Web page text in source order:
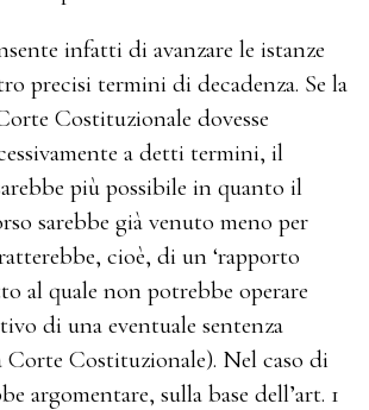
infatti di avanzare le istanze
precisi termini di decadenza. Se la
Costituzionale dovesse
a detti termini, il
più possibile in quanto il
sarebbe già venuto meno per
cioè, di un ‘rapporto
al quale non potrebbe operare
di una eventuale sentenza
Corte Costituzionale). Nel caso di
argomentare, sulla base dell’art. 1